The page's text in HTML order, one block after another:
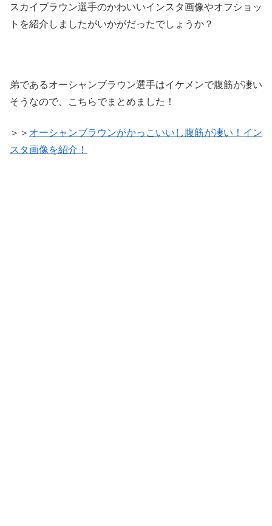
スカイブラウン選手のかわいいインスタ画像やオフショッ
トを紹介しましたがいかがだったでしょうか？
弟であるオーシャンブラウン選手はイケメンで腹筋が凄い
そうなので、こちらでまとめました！
＞＞ オーシャンブラウンがかっこいいし腹筋が凄い！イン
スタ画像を紹介！